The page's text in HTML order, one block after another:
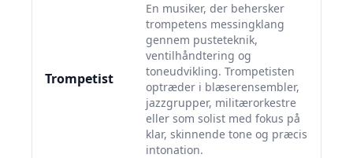
Trompetist
En musiker, der behersker
trompetens messingklang
gennem pusteteknik,
ventilhåndtering og
toneudvikling. Trompetisten
optræder i blæserensembler,
jazzgrupper, militærorkestre
eller som solist med fokus på
klar, skinnende tone og præcis
intonation.